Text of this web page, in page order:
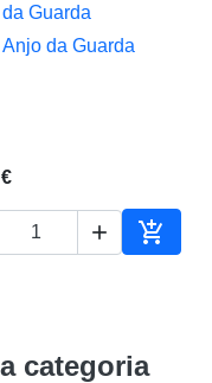
 Vista rápida
da Guarda
 
categoria